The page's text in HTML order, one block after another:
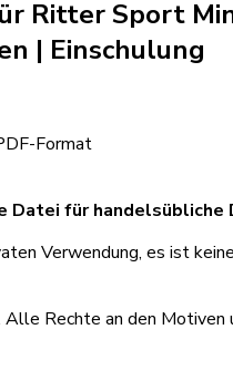
Ritter Sport
| Einschulung
Format
Datei für
Verwendung, es ist
Rechte an den